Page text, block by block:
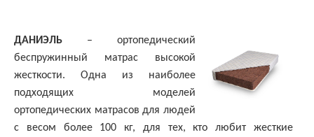
ДАНИЭЛЬ – ортопедический
беспружинный матрас высокой
жесткости. Одна из наиболее
подходящих моделей
ортопедических матрасов для людей
с весом более 100 кг, для тех, кто любит жесткие